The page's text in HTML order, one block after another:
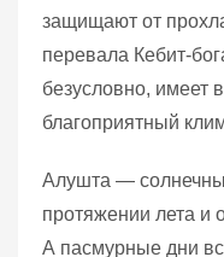
защищают от
перевала Кебит-
безусловно, имеет
благоприятный
Алушта —
протяжении лета и
А пасмурные дни